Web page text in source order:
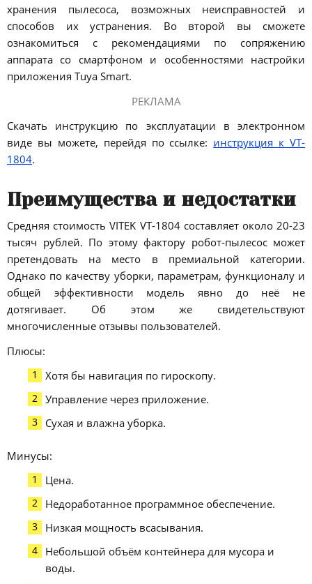
хранения пылесоса, возможных неисправностей и
способов их устранения. Во второй вы сможете
ознакомиться с рекомендациями по сопряжению
аппарата со смартфоном и особенностями настройки
приложения Tuya Smart.
РЕКЛАМА
Скачать инструкцию по эксплуатации в электронном
виде вы можете, перейдя по ссылке: инструкция к VT-
1804.
Преимущества и недостатки
Средняя стоимость VITEK VT-1804 составляет около 20-23
тысяч рублей. По этому фактору робот-пылесос может
претендовать на место в премиальной категории.
Однако по качеству уборки, параметрам, функционалу и
общей эффективности модель явно до неё не
дотягивает. Об этом же свидетельствуют
многочисленные отзывы пользователей.
Плюсы:
Хотя бы навигация по гироскопу.
Управление через приложение.
Сухая и влажна уборка.
Минусы:
Цена.
Недоработанное программное обеспечение.
Низкая мощность всасывания.
Небольшой объём контейнера для мусора и
воды.